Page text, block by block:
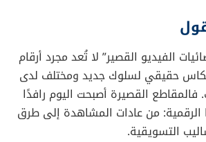
لهذا النوع من المحتوى، إلا أنّه
التنبه لها:
:
القصيرة وتنوّعها، قد يصعب على
والتميز ما لم يكن مبتكرًا وحصريًا.